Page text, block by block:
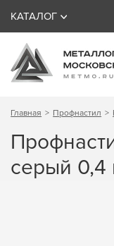
КАТАЛОГ
Главная Профнастил
серый 0,4